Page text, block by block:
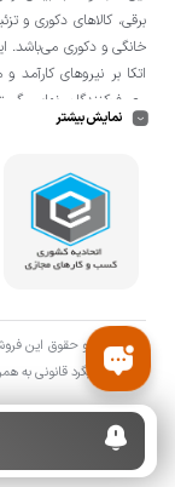
برقی، کالاهای دکوری و
خانگی و دکوری می‌باشد.
اتکا بر نيروهای
مصرف‌كنندگان نهايی
خدماتی گسترده‌تر و
کالا از انبار تنها در
نمایش بیشتر
تمامی حق و حقوق اين
اقتصادی پیگرد قانونی به